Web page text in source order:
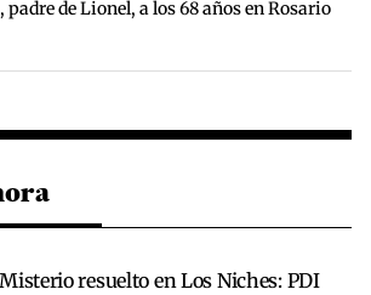
padre de Lionel, a los 68 años en Rosario
Misterio resuelto en Los Niches: PDI